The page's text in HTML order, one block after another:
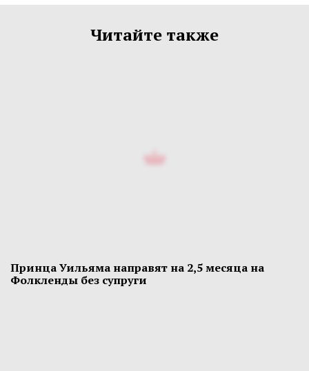
Читайте также
Принца Уильяма направят на 2,5 месяца на
Фолкленды без супруги